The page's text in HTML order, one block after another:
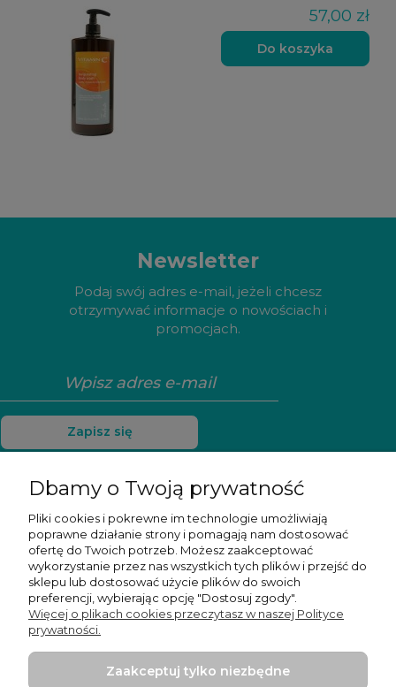
57,00 zł
Do koszyka
Newsletter
Podaj swój adres e-mail, jeżeli chcesz
otrzymywać informacje o nowościach i
promocjach.
Zapisz się
Pomoc
Moje konto
Płatności i dostawa
Informacje
Dbamy o Twoją prywatność
Pliki cookies i pokrewne im technologie umożliwiają
poprawne działanie strony i pomagają nam dostosować
ofertę do Twoich potrzeb. Możesz zaakceptować
wykorzystanie przez nas wszystkich tych plików i przejść do
sklepu lub dostosować użycie plików do swoich
preferencji, wybierając opcję "Dostosuj zgody".
Więcej o plikach cookies przeczytasz w naszej Polityce
prywatności.
Zaakceptuj tylko niezbędne